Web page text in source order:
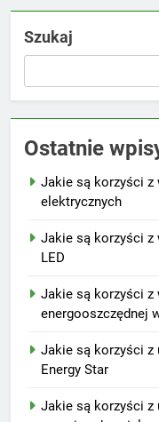
Szukaj
Ostatnie
Jakie są korzyści z
elektrycznych
Jakie są korzyści z
LED
Jakie są korzyści z
energooszczędnej
Jakie są korzyści z
Energy Star
Jakie są korzyści z